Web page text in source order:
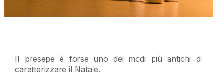
Il presepe è forse uno dei modi più antichi di
caratterizzare il Natale.